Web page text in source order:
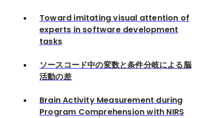
Toward imitating visual attention of
experts in software development
tasks
ソースコード中の変数と条件分岐による脳
活動の差
Brain Activity Measurement during
Program Comprehension with NIRS